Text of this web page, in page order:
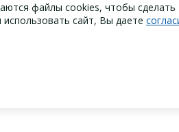
файлы cookies, чтобы
сайт, Вы даете